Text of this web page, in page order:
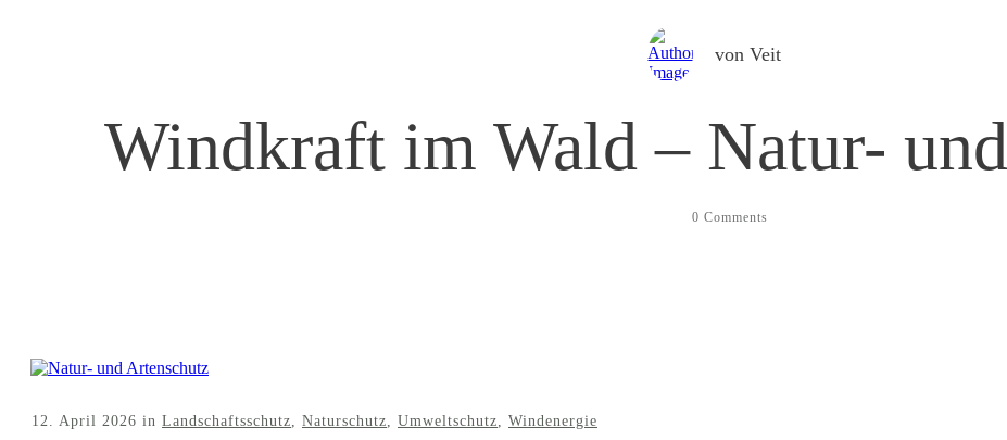
von Veit
Windkraft im Wald – Natur-
0 Comments
12. April 2026 in Landschaftsschutz, Naturschutz, Umweltschutz, Windenergie